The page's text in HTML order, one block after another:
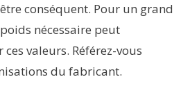
conséquent. Pour un grand
nécessaire peut
valeurs. Référez-vous
du fabricant.